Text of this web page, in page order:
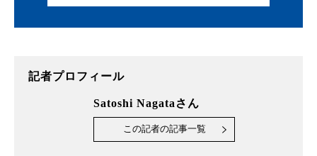
記者プロフィール
Satoshi Nagataさん
この記者の記事一覧